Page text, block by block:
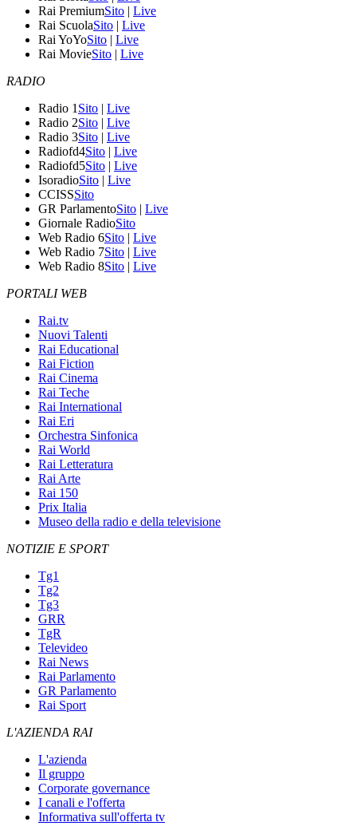
Rai PremiumSito | Live
Rai ScuolaSito | Live
Rai YoYoSito | Live
Rai MovieSito | Live
RADIO
Radio 1 Sito | Live
Radio 2Sito | Live
Radio 3Sito | Live
Radiofd4Sito | Live
Radiofd5Sito | Live
IsoradioSito | Live
CCISSSito
GR ParlamentoSito | Live
Giornale RadioSito
Web Radio 6Sito | Live
Web Radio 7Sito | Live
Web Radio 8Sito | Live
PORTALI WEB
Rai.tv
Nuovi Talenti
Rai Educational
Rai Fiction
Rai Cinema
Rai Teche
Rai International
Rai Eri
Orchestra Sinfonica
Rai World
Rai Letteratura
Rai Arte
Rai 150
Prix Italia
Museo della radio e della televisione
NOTIZIE E SPORT
Tg1
Tg2
Tg3
GRR
TgR
Televideo
Rai News
Rai Parlamento
GR Parlamento
Rai Sport
L'AZIENDA RAI
L'azienda
Il gruppo
Corporate governance
I canali e l'offerta
Informativa sull'offerta tv